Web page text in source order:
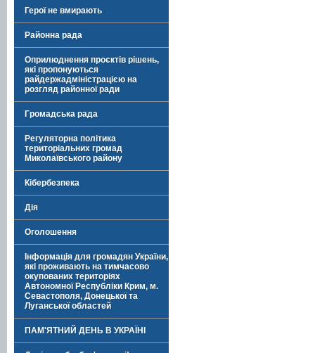
Герої не вмирають
Районна рада
Оприлюднення проєктів рішень,
які пропонуються
райдержадміністрацією на
розгляд районної ради
Громадська рада
Регуляторна політика
територіальних громад
Миколаївського району
Кібербезпека
Дія
Оголошення
Інформація для громадян України,
які проживають на тимчасово
окупованих територіях
Автономної Республіки Крим, м.
Севастополя, Донецької та
Луганської областей
ПАМ'ЯТНИЙ ДЕНЬ В УКРАЇНІ